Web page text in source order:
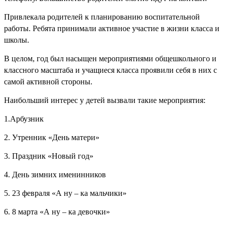
Привлекала родителей к планированию воспитательной
работы. Ребята принимали активное участие в жизни класса и
школы.
В целом, год был насыщен мероприятиями общешкольного и
классного масштаба и учащиеся класса проявили себя в них с
самой активной стороны.
Наибольший интерес у детей вызвали такие мероприятия:
1.Арбузник
2. Утренник «День матери»
3. Праздник «Новый год»
4. День зимних именинников
5. 23 февраля «А ну – ка мальчики»
6. 8 марта «А ну – ка девочки»